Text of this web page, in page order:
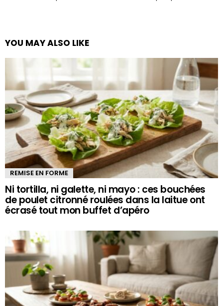
YOU MAY ALSO LIKE
REMISE EN FORME
Ni tortilla, ni galette, ni mayo : ces bouchées
de poulet citronné roulées dans la laitue ont
écrasé tout mon buffet d’apéro